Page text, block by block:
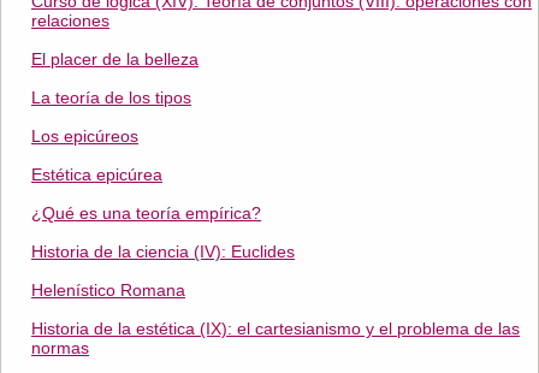
relaciones
El placer de la belleza
La teoría de los tipos
Los epicúreos
Estética epicúrea
¿Qué es una teoría empírica?
Historia de la ciencia (IV): Euclides
Helenístico Romana
Historia de la estética (IX): el cartesianismo y el problema de las
normas